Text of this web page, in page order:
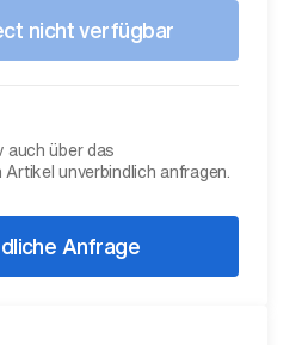
nicht verfügbar
auch über das
unverbindlich anfragen.
Anfrage